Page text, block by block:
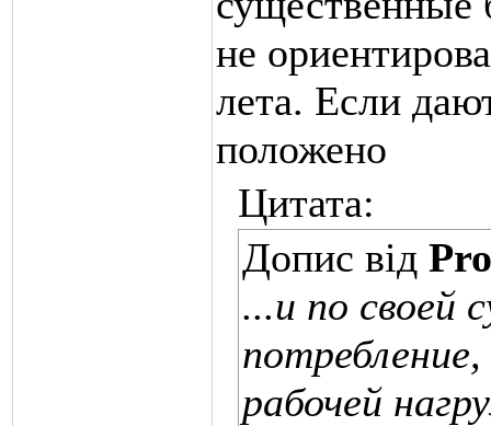
не
лета. Если
положено
Цитата:
Допис від
...и по своей
рабочей